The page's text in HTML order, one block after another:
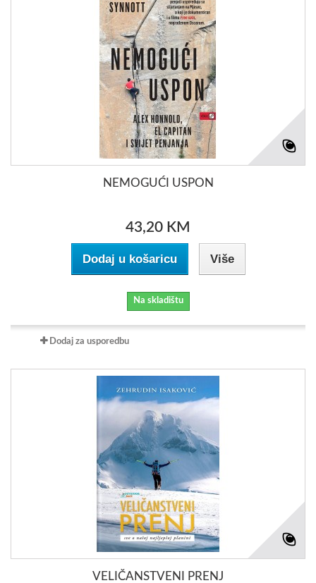
NEMOGUĆI USPON
43,20 KM
Dodaj u košaricu Više
Na skladištu
Dodaj za usporedbu
VELIČANSTVENI PRENJ